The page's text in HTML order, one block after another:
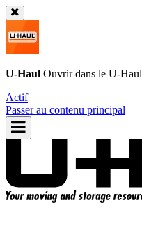
U-Haul Ouvrir dans le U-Haul
Actif
Passer au contenu principal